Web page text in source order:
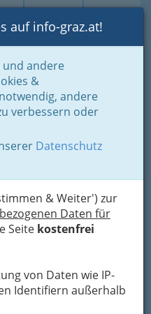
Login Toggle
auf info-graz.at!
und andere
&
andere
verbessern oder
Datenschutz
& Weiter') zur
Daten für
Seite kostenfrei
von Daten wie IP-
Identifiern außerhalb
dem Heiraten
GmbH &